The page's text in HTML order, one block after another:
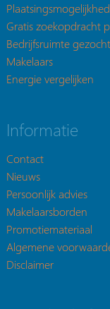
Gratis zoekopdracht
Bedrijfsruimte gezocht
Makelaars
Energie vergelijken
Informatie
Contact
Nieuws
Persoonlijk advies
Makelaarsborden
Promotiemateriaal
Algemene
Disclaimer